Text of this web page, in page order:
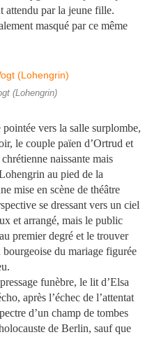
attendu par la jeune fille.
masqué par ce même
(Lohengrin)
vers la salle surplombe,
le couple païen d’Ortrud et
naissante mais
au pied de la
mise en scène de théâtre
se dressant vers un ciel
et arrangé, mais le public
premier degré et le trouver
du mariage figurée
funèbre, le lit d’Elsa
après l’échec de l’attentat
d’un champ de tombes
de Berlin, sauf que